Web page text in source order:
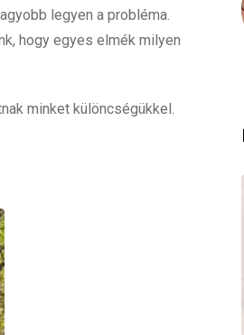
legyen a probléma.
hogy egyes elmék milyen
minket különcségükkel.